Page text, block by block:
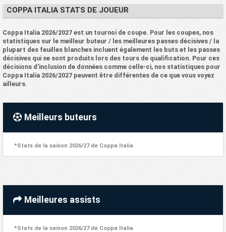
COPPA ITALIA STATS DE JOUEUR
Coppa Italia 2026/2027 est un tournoi de coupe. Pour les coupes, nos
statistiques sur le meilleur buteur / les meilleures passes décisives / la
plupart des feuilles blanches incluent également les buts et les passes
décisives qui se sont produits lors des tours de qualification. Pour ces
décisions d'inclusion de données comme celle-ci, nos statistiques pour
Coppa Italia 2026/2027 peuvent être différentes de ce que vous voyez
ailleurs.
Meilleurs buteurs
*Stats de la saison 2026/27 de Coppa Italia
Meilleures assists
*Stats de la saison 2026/27 de Coppa Italia